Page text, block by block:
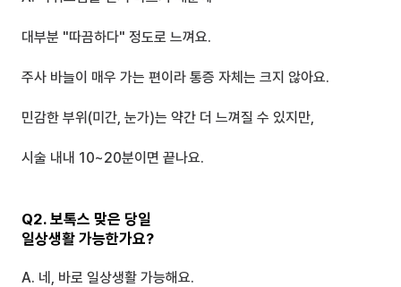
대부분 "따끔하다" 정도로 느껴요.
주사 바늘이 매우 가는 편이라 통증 자체는 크지 않아요.
민감한 부위(미간, 눈가)는 약간 더 느껴질 수 있지만,
시술 내내 10~20분이면 끝나요.
Q2. 보톡스 맞은 당일
일상생활 가능한가요?
A. 네, 바로 일상생활 가능해요.